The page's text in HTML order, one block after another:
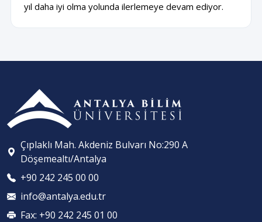
yıl daha iyi olma yolunda ilerlemeye devam ediyor.
Çıplaklı Mah. Akdeniz Bulvarı No:290 A
Döşemealtı/Antalya
+90 242 245 00 00
info@antalya.edu.tr
Fax: +90 242 245 01 00